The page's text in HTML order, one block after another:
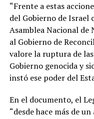
“Frente a estas
del Gobierno de
Asamblea Nacional de
al Gobierno de
valore la ruptura de
Gobierno genocida y
instó ese poder del
En el documento, el
“desde hace más de